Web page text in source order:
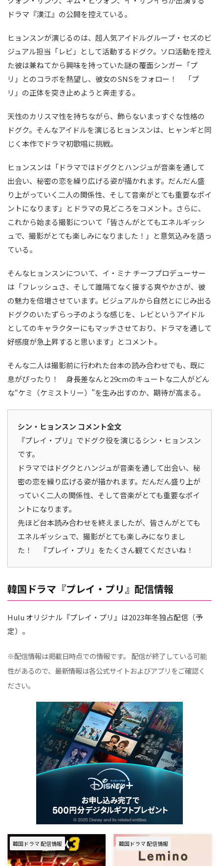
ドラマ『漢江』の公開を控えている。
ヒョンスンが演じるのは、超人気アイドルグループ・セズのビ
ジュアル担当「レビ」として活動するドグク。ソロ活動を控え
た彼は兼ねてから興味を持っていた謎の覆面シンガー「プ
リ」とのコラボを熱望し、彼女のSNSをフォロー！ 「プ
リ」の正体を突き止めようと奔走する。
天性のカリスマ性を持ちながら、飾らないまっすぐな性格の
ドグク。そんなアイドルを演じるヒョンスンは、ヒャンギと同
じく本作でドラマ初歌唱に挑戦。
ヒョンスンは「ドラマではドグクとハンジュが音楽を通して
出会い、秘密の恋を繰り広げる姿が描かれます。だんだん盛
り上がっていく二人の関係性、そして音楽がとても重要なポイ
ントになります」とドラマの見どころをコメント。さらに、
これから始まる撮影について「皆さんがとてもエネルギッシ
ュで、撮影がとても楽しみになりました！」と意気込みを語っ
ている。
そんなヒョンスンについて、イ・ミナ チーフプロデューサー
は「フレッシュさ、そして誰隔てなく接する爽やかさが、彼
の魅力を倍増させています。ビジュアルから自然とにじみ出る
ドグクのいたずらっ子のような感じを、レビというアイドル
としてのキャラクターにもマッチさせており、ドラマを通して
好感度が急上昇すると思います」とコメント。
そんな二人は撮影前に行われた台本の読み合わせでも、既に
息がぴったり！ 身長差なんと29cmのキュートな二人がどん
な“ケミ（ケミストリー）”を生み出すのか、期待が高まる。
シン・ヒョンスン コメント全文
『プレイ・プリ』でドグク役を演じるシン・ヒョンスン
です。
ドラマではドグクとハンジュが音楽を通して出会い、秘
密の恋を繰り広げる姿が描かれます。だんだん盛り上が
っていく二人の関係性、そして音楽がとても重要なポイ
ントになります。
先ほど台本読み合わせを終えましたが、皆さんがとても
エネルギッシュで、撮影がとても楽しみになりまし
た！ 『プレイ・プリ』をたくさん観てくださいね！
韓国ドラマ『プレイ・プリ』配信情報
Hulu オリジナル『プレイ・プリ』は2023年冬独占配信（予
定）。
※配信情報は掲載日時点での情報です。 配信が終了している可能
性があるので、最新情報は各公式サイトおよびアプリをご確認く
ださい。
韓国ドラマ 配信情報 韓国ドラマ 配信情報